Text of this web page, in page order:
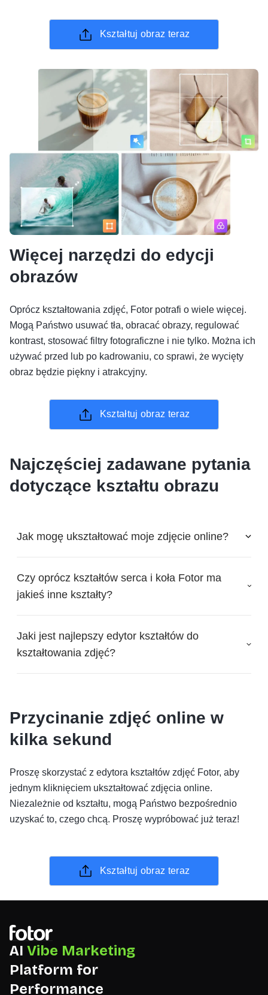
Kształtuj obraz teraz
Więcej narzędzi do edycji
obrazów
Oprócz kształtowania zdjęć, Fotor potrafi o wiele więcej.
Mogą Państwo usuwać tła, obracać obrazy, regulować
kontrast, stosować filtry fotograficzne i nie tylko. Można ich
używać przed lub po kadrowaniu, co sprawi, że wycięty
obraz będzie piękny i atrakcyjny.
Kształtuj obraz teraz
Najczęściej zadawane pytania
dotyczące kształtu obrazu
Jak mogę ukształtować moje zdjęcie online?
Czy oprócz kształtów serca i koła Fotor ma
jakieś inne kształty?
Jaki jest najlepszy edytor kształtów do
kształtowania zdjęć?
Przycinanie zdjęć online w
kilka sekund
Proszę skorzystać z edytora kształtów zdjęć Fotor, aby
jednym kliknięciem ukształtować zdjęcia online.
Niezależnie od kształtu, mogą Państwo bezpośrednio
uzyskać to, czego chcą. Proszę wypróbować już teraz!
Kształtuj obraz teraz
AI Vibe Marketing
Platform for
Performance